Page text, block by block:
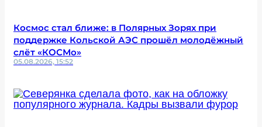
Космос стал ближе: в Полярных Зорях при
поддержке Кольской АЭС прошёл молодёжный
слёт «КОСМо»
05.08.2026, 15:52